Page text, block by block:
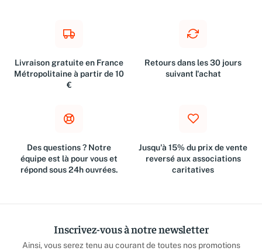
Livraison gratuite en France
Métropolitaine à partir de 10
€
Retours dans les 30 jours
suivant l'achat
Des questions ? Notre
équipe est là pour vous et
répond sous 24h ouvrées.
Jusqu'à 15% du prix de vente
reversé aux associations
caritatives
Inscrivez-vous à notre newsletter
Ainsi, vous serez tenu au courant de toutes nos promotions